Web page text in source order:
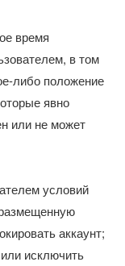
время
в том
либо положение
явно
или не может
условий
аккаунт;
исключить